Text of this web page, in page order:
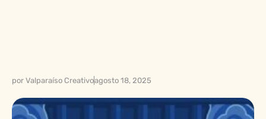
por Valparaíso Creativoagosto 18, 2025